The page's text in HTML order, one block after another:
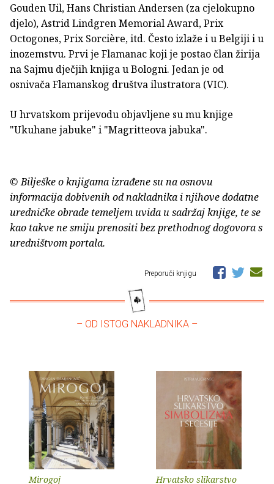
Gouden Uil, Hans Christian Andersen (za cjelokupno
djelo), Astrid Lindgren Memorial Award, Prix
Octogones, Prix Sorcière, itd. Često izlaže i u Belgiji i u
inozemstvu. Prvi je Flamanac koji je postao član žirija
na Sajmu dječjih knjiga u Bologni. Jedan je od
osnivača Flamanskog društva ilustratora (VIC).
U hrvatskom prijevodu objavljene su mu knjige
"Ukuhane jabuke" i "Magritteova jabuka".
© Bilješke o knjigama izrađene su na osnovu
informacija dobivenih od nakladnika i njihove dodatne
uredničke obrade temeljem uvida u sadržaj knjige, te se
kao takve ne smiju prenositi bez prethodnog dogovora s
uredništvom portala.
Preporuči knjigu
– OD ISTOG NAKLADNIKA –
Mirogoj
Hrvatsko slikarstvo